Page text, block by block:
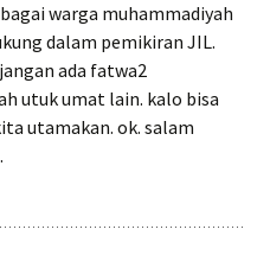
warga muhammadiyah
dalam pemikiran JIL.
ada fatwa2
utuk umat lain. kalo bisa
utamakan. ok. salam